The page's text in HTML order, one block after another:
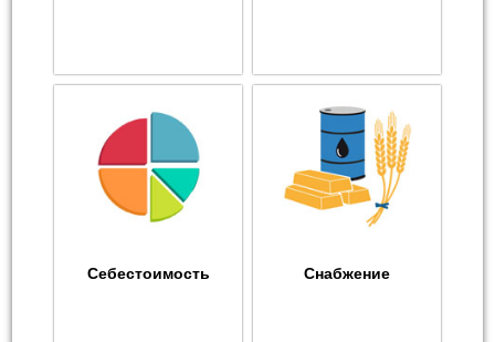
Себестоимость Снабжение